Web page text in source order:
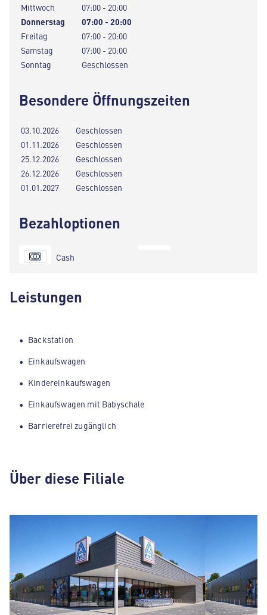
Mittwoch
07:00 - 20:00
Donnerstag
07:00 - 20:00
Freitag
07:00 - 20:00
Samstag
07:00 - 20:00
Sonntag
Geschlossen
Besondere Öffnungszeiten
03.10.2026
Geschlossen
01.11.2026
Geschlossen
25.12.2026
Geschlossen
26.12.2026
Geschlossen
01.01.2027
Geschlossen
Bezahloptionen
Cash
Leistungen
Backstation
Einkaufswagen
Kindereinkaufswagen
Einkaufswagen mit Babyschale
Barrierefrei zugänglich
Über diese Filiale